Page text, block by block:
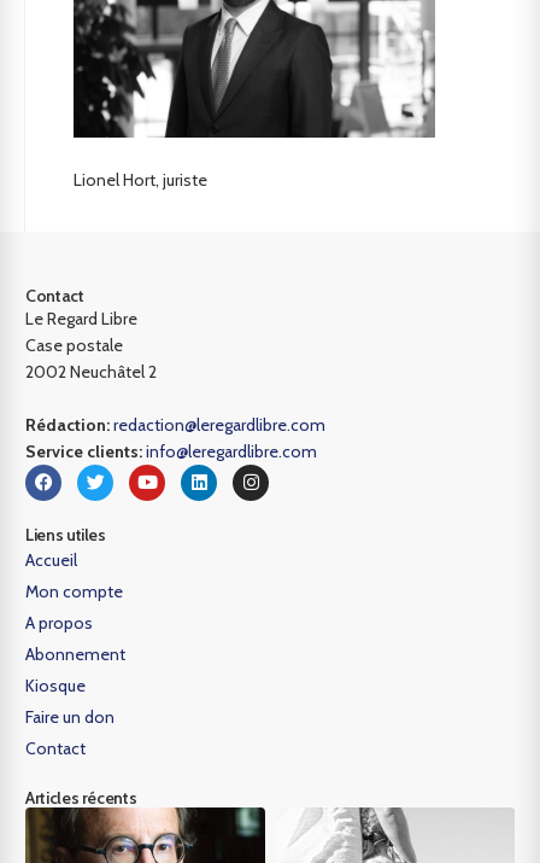
Lionel Hort, juriste
Contact
Le Regard Libre
Case postale
2002 Neuchâtel 2
Rédaction:redaction@leregardlibre.com
Service clients:info@leregardlibre.com
Liens utiles
Accueil
Mon compte
A propos
Abonnement
Kiosque
Faire un don
Contact
Articles récents